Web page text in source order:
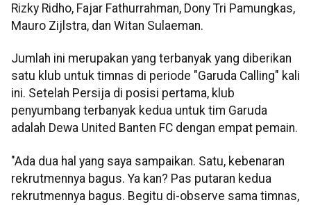
Rizky Ridho, Fajar Fathurrahman, Dony Tri Pamungkas,
Mauro Zijlstra, dan Witan Sulaeman.
Jumlah ini merupakan yang terbanyak yang diberikan
satu klub untuk timnas di periode "Garuda Calling" kali
ini. Setelah Persija di posisi pertama, klub
penyumbang terbanyak kedua untuk tim Garuda
adalah Dewa United Banten FC dengan empat pemain.
"Ada dua hal yang saya sampaikan. Satu, kebenaran
rekrutmennya bagus. Ya kan? Pas putaran kedua
rekrutmennya bagus. Begitu di-observe sama timnas,